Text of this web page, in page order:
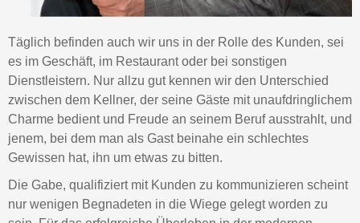
Täglich befinden auch wir uns in der Rolle des Kunden, sei
es im Geschäft, im Restaurant oder bei sonstigen
Dienstleistern. Nur allzu gut kennen wir den Unterschied
zwischen dem Kellner, der seine Gäste mit unaufdringlichem
Charme bedient und Freude an seinem Beruf ausstrahlt, und
jenem, bei dem man als Gast beinahe ein schlechtes
Gewissen hat, ihn um etwas zu bitten.
Die Gabe, qualifiziert mit Kunden zu kommunizieren scheint
nur wenigen Begnadeten in die Wiege gelegt worden zu